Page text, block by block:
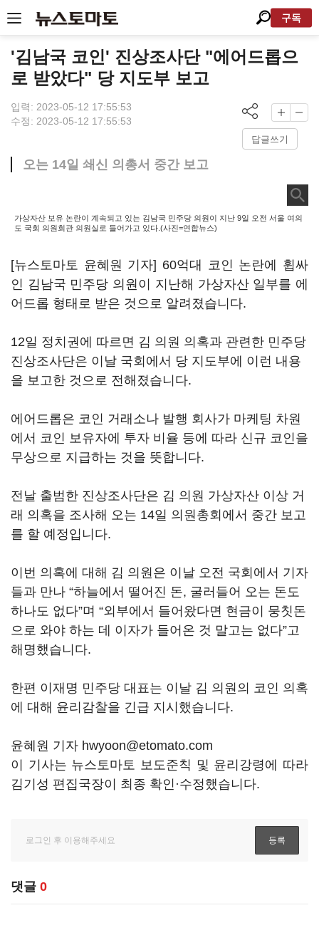
구독
'김남국 코인' 진상조사단 "에어드롭으
로 받았다" 당 지도부 보고
입력: 2023-05-12 17:55:53
수정: 2023-05-12 17:55:53
답글쓰기
오는 14일 쇄신 의총서 중간 보고
가상자산 보유 논란이 계속되고 있는 김남국 민주당 의원이 지난 9일 오전 서울 여의
도 국회 의원회관 의원실로 들어가고 있다.(사진=연합뉴스)
[뉴스토마토 윤혜원 기자] 60억대 코인 논란에 휩싸
인 김남국 민주당 의원이 지난해 가상자산 일부를 에
어드롭 형태로 받은 것으로 알려졌습니다.
12일 정치권에 따르면 김 의원 의혹과 관련한 민주당
진상조사단은 이날 국회에서 당 지도부에 이런 내용
을 보고한 것으로 전해졌습니다.
에어드롭은 코인 거래소나 발행 회사가 마케팅 차원
에서 코인 보유자에 투자 비율 등에 따라 신규 코인을
무상으로 지급하는 것을 뜻합니다.
전날 출범한 진상조사단은 김 의원 가상자산 이상 거
래 의혹을 조사해 오는 14일 의원총회에서 중간 보고
를 할 예정입니다.
이번 의혹에 대해 김 의원은 이날 오전 국회에서 기자
들과 만나 “하늘에서 떨어진 돈, 굴러들어 오는 돈도
하나도 없다”며 “외부에서 들어왔다면 현금이 뭉칫돈
으로 와야 하는 데 이자가 들어온 것 말고는 없다”고
해명했습니다.
한편 이재명 민주당 대표는 이날 김 의원의 코인 의혹
에 대해 윤리감찰을 긴급 지시했습니다.
윤혜원 기자 hwyoon@etomato.com
이 기사는 뉴스토마토 보도준칙 및 윤리강령에 따라
김기성 편집국장이 최종 확인·수정했습니다.
댓글 0